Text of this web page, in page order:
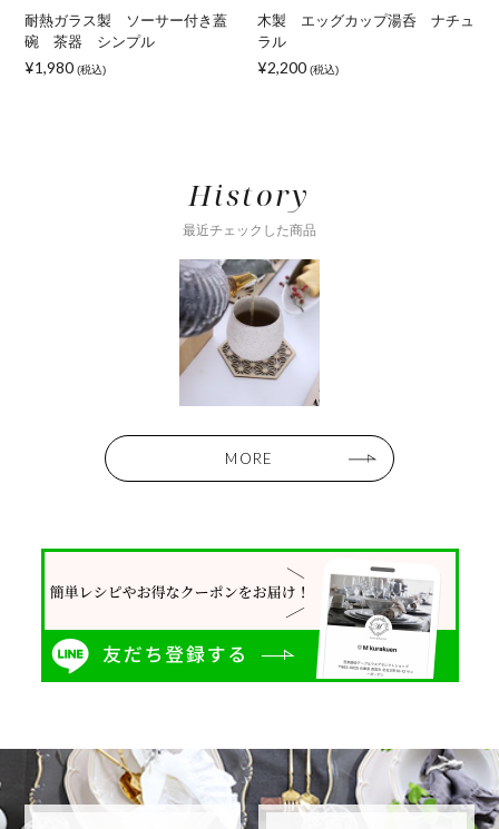
耐熱ガラス製 ソーサー付き蓋
碗 茶器 シンプル
¥1,980 (税込)
木製 エッグカップ湯呑 ナチュ
ラル
¥2,200 (税込)
History
最近チェックした商品
MORE